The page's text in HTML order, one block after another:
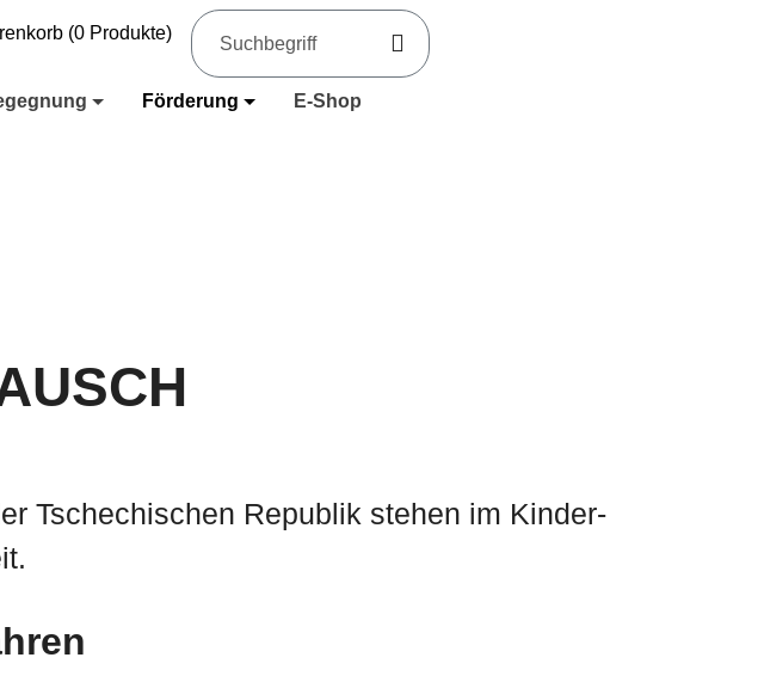
(0 Produkte)
Förderung E-Shop
Tschechischen Republik stehen im Kinder-